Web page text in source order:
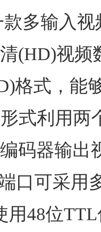
多输入
(HD)视
格式，能
式利用
码器输出
口可采用
用48位